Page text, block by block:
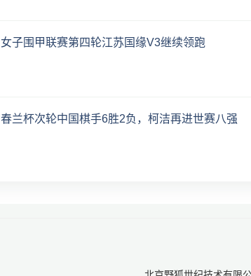
女子围甲联赛第四轮江苏国缘V3继续领跑
春兰杯次轮中国棋手6胜2负，柯洁再进世赛八强